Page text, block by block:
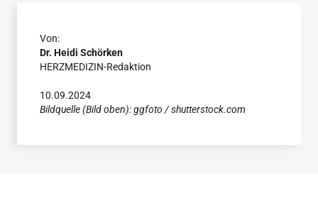
Von:
Dr. Heidi Schörken
HERZMEDIZIN-Redaktion
10.09.2024
Bildquelle (Bild oben): ggfoto / shutterstock.com